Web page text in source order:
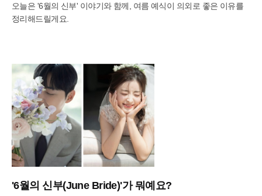
오늘은 '6월의 신부' 이야기와 함께, 여름 예식이 의외로 좋은 이유를
정리해드릴게요.
'6월의 신부(June Bride)'가 뭐예요?